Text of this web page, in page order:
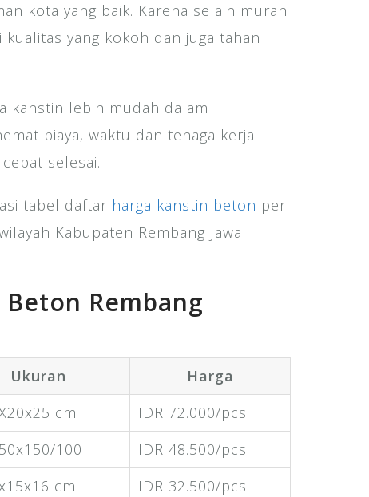
kota yang baik. Karena selain murah
yang kokoh dan juga tahan
kanstin lebih mudah dalam
biaya, waktu dan tenaga kerja
selesai.
tabel daftar harga kanstin beton per
Kabupaten Rembang Jawa
Rembang
Ukuran
Harga
cm
IDR 72.000/pcs
100
IDR 48.500/pcs
cm
IDR 32.500/pcs